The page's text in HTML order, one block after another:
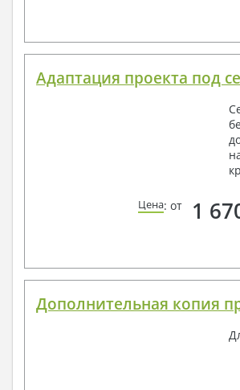
Адаптация проекта под
Цена: от 1
Дополнительная копия